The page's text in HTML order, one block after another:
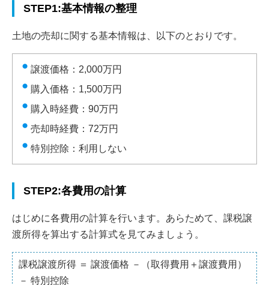
STEP1:基本情報の整理
土地の売却に関する基本情報は、以下のとおりです。
譲渡価格：2,000万円
購入価格：1,500万円
購入時経費：90万円
売却時経費：72万円
特別控除：利用しない
STEP2:各費用の計算
はじめに各費用の計算を行います。あらためて、課税譲
渡所得を算出する計算式を見てみましょう。
課税譲渡所得 ＝ 譲渡価格 －（取得費用＋譲渡費用）
－ 特別控除